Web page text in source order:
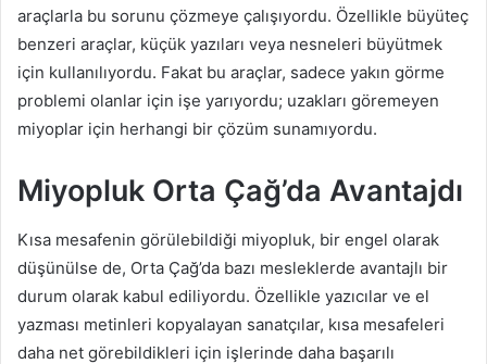
araçlarla bu sorunu çözmeye çalışıyordu. Özellikle büyüteç
benzeri araçlar, küçük yazıları veya nesneleri büyütmek
için kullanılıyordu. Fakat bu araçlar, sadece yakın görme
problemi olanlar için işe yarıyordu; uzakları göremeyen
miyoplar için herhangi bir çözüm sunamıyordu.
Miyopluk Orta Çağ’da Avantajdı
Kısa mesafenin görülebildiği miyopluk, bir engel olarak
düşünülse de, Orta Çağ’da bazı mesleklerde avantajlı bir
durum olarak kabul ediliyordu. Özellikle yazıcılar ve el
yazması metinleri kopyalayan sanatçılar, kısa mesafeleri
daha net görebildikleri için işlerinde daha başarılı